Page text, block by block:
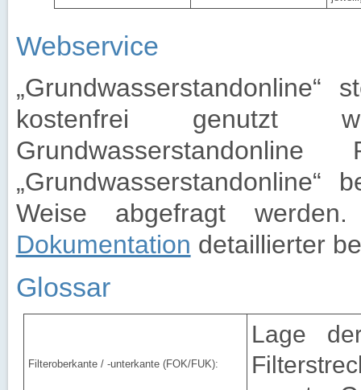
Webservice
kostenfrei genutzt
„Grundwasserstandonline“
Weise abgefragt
Dokumentation detaillierter
Glossar
Filteroberkante / -unterkante (FOK/FUK):
Lage